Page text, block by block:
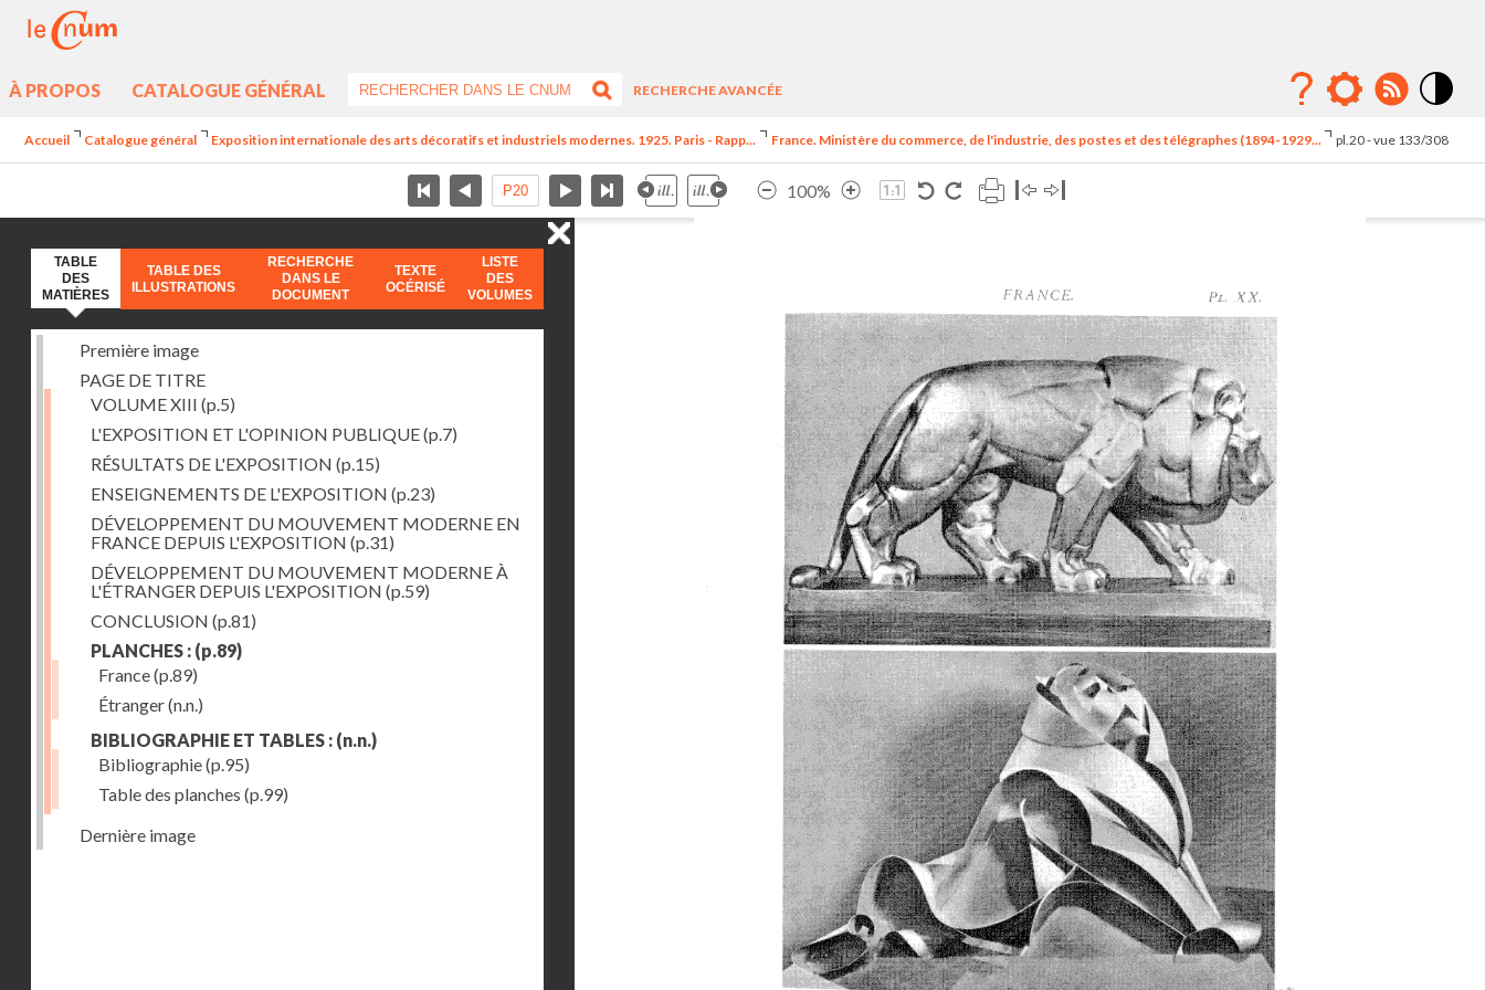
À PROPOS CATALOGUE GÉNÉRAL
RECHERCHE AVANCÉE
élévé
Accueil Catalogue général Exposition internationale des arts décoratifs et industriels modernes. 1925. Paris - Rapp... France. Ministère du commerce, de l'industrie, des postes et des télégraphes (1894-1929... pl.20 - vue 133/308
100%
TABLE
DES
MATIÈRES
TABLE DES
ILLUSTRATIONS
RECHERCHE
DANS LE
DOCUMENT
TEXTE
OCÉRISÉ
LISTE
DES
VOLUMES
Première image
PAGE DE TITRE
VOLUME XIII (p.5)
L'EXPOSITION ET L'OPINION PUBLIQUE(p.7)
RÉSULTATS DE L'EXPOSITION (p.15)
ENSEIGNEMENTS DE L'EXPOSITION (p.23)
DÉVELOPPEMENT DU MOUVEMENT MODERNE EN
FRANCE DEPUIS L'EXPOSITION (p.31)
DÉVELOPPEMENT DU MOUVEMENT MODERNE À
L'ÉTRANGER DEPUIS L'EXPOSITION (p.59)
CONCLUSION (p.81)
PLANCHES : (p.89)
France(p.89)
Étranger(n.n.)
BIBLIOGRAPHIE ET TABLES : (n.n.)
Bibliographie(p.95)
Table des planches (p.99)
Dernière image